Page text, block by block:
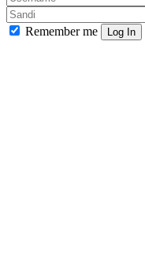
Remember me
Log In